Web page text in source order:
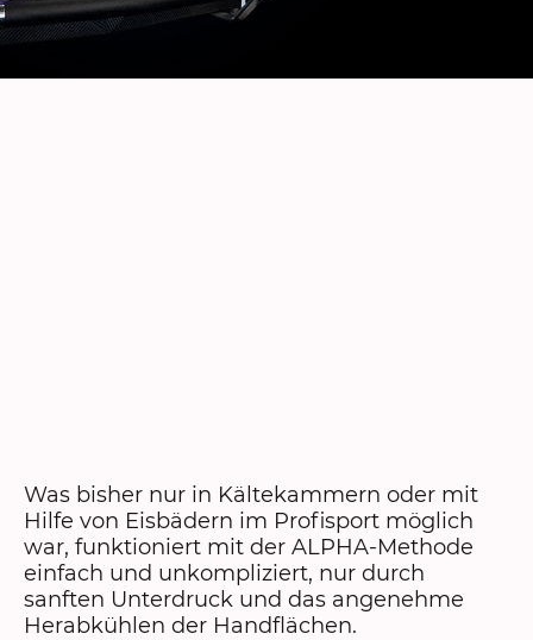
Was bisher nur in Kältekammern oder mit
Hilfe von Eisbädern im Profisport möglich
war, funktioniert mit der ALPHA-Methode
einfach und unkompliziert, nur durch
sanften Unterdruck und das angenehme
Herabkühlen der Handflächen.